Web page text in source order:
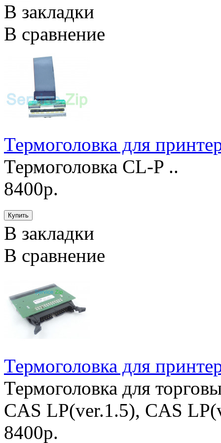
В закладки
В сравнение
Термоголовка для
Термоголовка CL-P ..
8400р.
В закладки
В сравнение
Термоголовка для
Термоголовка для
CAS LP(ver.1.5), CAS
8400р.